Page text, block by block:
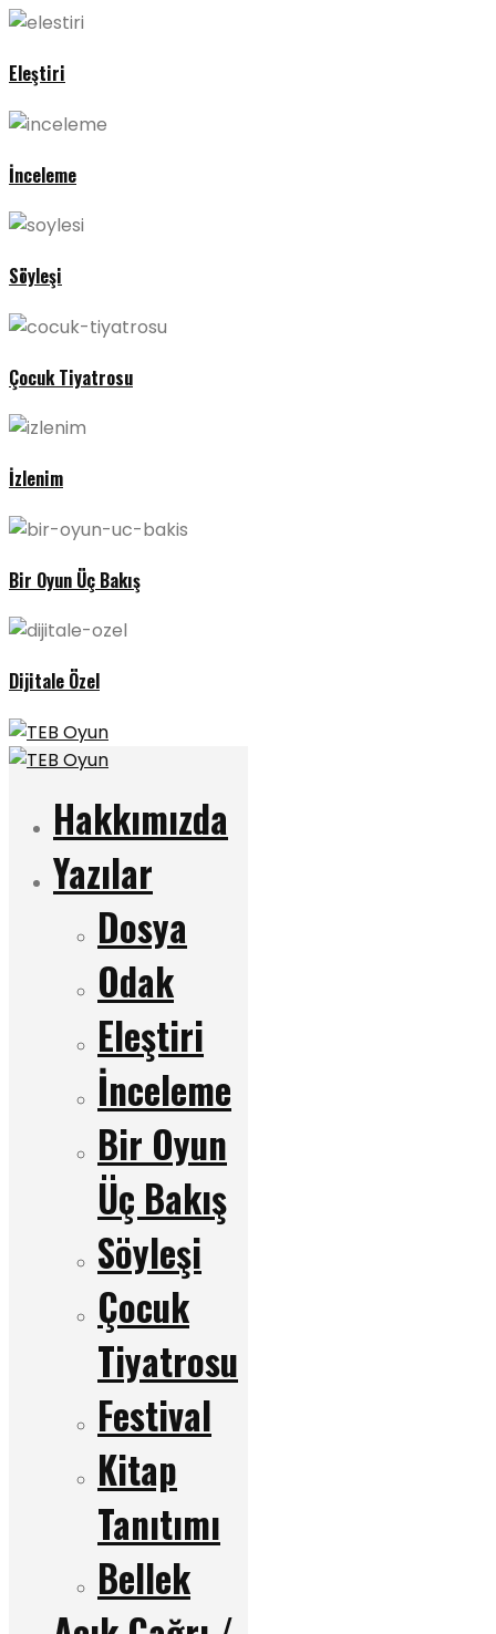
Eleştiri
İnceleme
Söyleşi
Çocuk Tiyatrosu
İzlenim
Bir Oyun Üç Bakış
Dijitale Özel
Hakkımızda
Yazılar
Dosya
Odak
Eleştiri
İnceleme
Bir Oyun
Üç Bakış
Söyleşi
Çocuk
Tiyatrosu
Festival
Kitap
Tanıtımı
Bellek